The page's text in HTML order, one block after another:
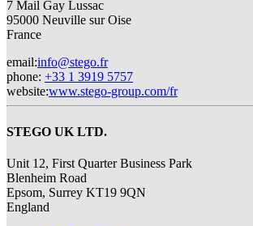
7 Mail Gay Lussac
95000 Neuville sur Oise
France
email:info@stego.fr
phone: +33 1 3919 5757
website:www.stego-group.com/fr
STEGO UK LTD.
Unit 12, First Quarter Business Park
Blenheim Road
Epsom, Surrey KT19 9QN
England